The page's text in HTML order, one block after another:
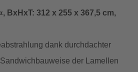
BxHxT: 312 x 255 x 367,5 cm,
dank durchdachter
der Lamellen